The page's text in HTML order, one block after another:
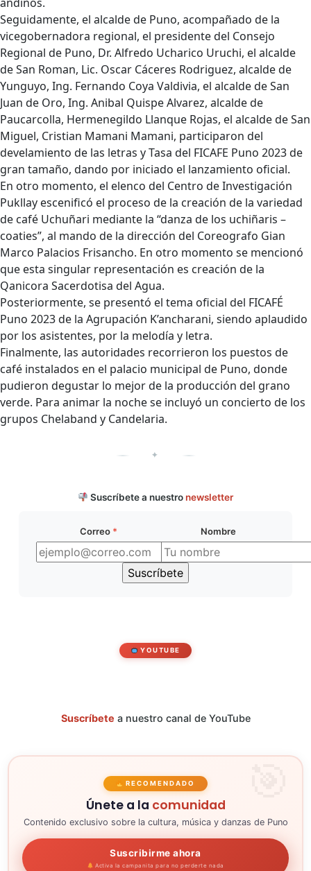
Seguidamente, el alcalde de Puno, acompañado de la
vicegobernadora regional, el presidente del Consejo
Regional de Puno, Dr. Alfredo Ucharico Uruchi, el alcalde
de San Roman, Lic. Oscar Cáceres Rodriguez, alcalde de
Yunguyo, Ing. Fernando Coya Valdivia, el alcalde de San
Juan de Oro, Ing. Anibal Quispe Alvarez, alcalde de
Paucarcolla, Hermenegildo Llanque Rojas, el alcalde de San
Miguel, Cristian Mamani Mamani, participaron del
develamiento de las letras y Tasa del FICAFE Puno 2023 de
gran tamaño, dando por iniciado el lanzamiento oficial.
En otro momento, el elenco del Centro de Investigación
Pukllay escenificó el proceso de la creación de la variedad
de café Uchuñari mediante la “danza de los uchiñaris –
coaties”, al mando de la dirección del Coreografo Gian
Marco Palacios Frisancho. En otro momento se mencionó
que esta singular representación es creación de la
Qanicora Sacerdotisa del Agua.
Posteriormente, se presentó el tema oficial del FICAFÉ
Puno 2023 de la Agrupación K’ancharani, siendo aplaudido
por los asistentes, por la melodía y letra.
Finalmente, las autoridades recorrieron los puestos de
café instalados en el palacio municipal de Puno, donde
pudieron degustar lo mejor de la producción del grano
verde. Para animar la noche se incluyó un concierto de los
grupos Chelaband y Candelaria.
✦
Suscríbete a nuestro newsletter
Correo * Nombre
YOUTUBE
Suscríbete a nuestro canal de YouTube
RECOMENDADO
Únete a la comunidad
Contenido exclusivo sobre la cultura, música y danzas de Puno
Suscribirme ahora
Activa la campanita para no perderte nada